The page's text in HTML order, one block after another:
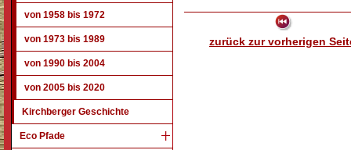
von 1958 bis 1972
von 1973 bis 1989
von 1990 bis 2004
von 2005 bis 2020
Kirchberger Geschichte
Eco Pfade
zurück zur vorherigen